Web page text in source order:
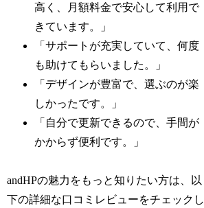
高く、月額料金で安心して利用で
きています。」
「サポートが充実していて、何度
も助けてもらいました。」
「デザインが豊富で、選ぶのが楽
しかったです。」
「自分で更新できるので、手間が
かからず便利です。」
andHPの魅力をもっと知りたい方は、以
下の詳細な口コミレビューをチェックし